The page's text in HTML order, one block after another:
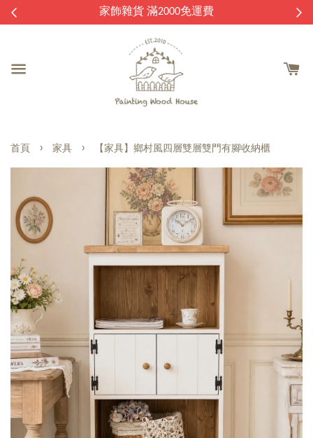
家飾雜貨 滿2000免運費
首頁 › 家具 › 【家具】鄉村風四層雙層雙門有腳收納櫃